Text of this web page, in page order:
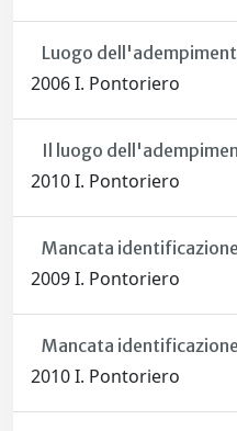
Luogo
2006 I. Pontoriero
Il luogo
2010 I. Pontoriero
Mancata
2009 I. Pontoriero
Mancata
2010 I. Pontoriero